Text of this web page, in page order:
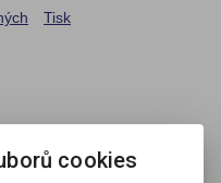
Tisk
cookies